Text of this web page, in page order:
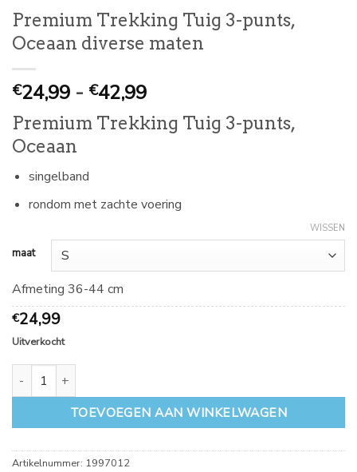
Premium Trekking Tuig 3-punts,
Oceaan diverse maten
€24,99 - €42,99Prijsklasse:
€
24,99
Premium Trekking Tuig 3-punts,
Oceaan
singelband
rondom met zachte voering
maat
WISSEN
Afmeting 36-44 cm
€24,99
Uitverkocht
Premium Trekking Tuig 3-punts, Oceaan diverse maten aantal
TOEVOEGEN AAN WINKELWAGEN
Artikelnummer: 1997012